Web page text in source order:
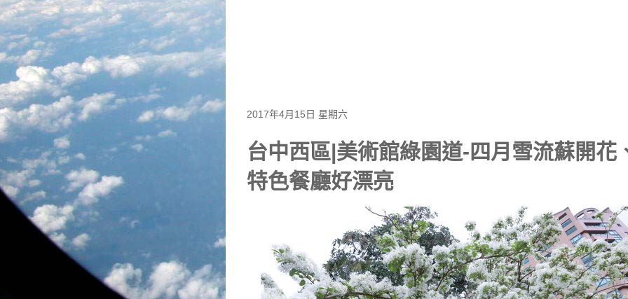
2017年4月15日 星期六
台中西區|美術館綠園道-四月雪流蘇開花
特色餐廳好漂亮